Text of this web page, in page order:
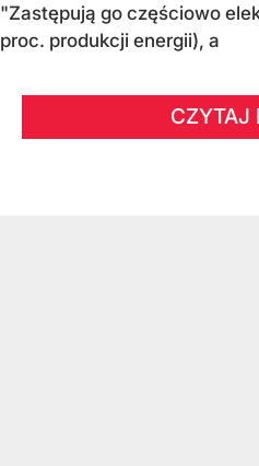
"Zastępują go częściowo
proc. produkcji energii), a
CZYTAJ